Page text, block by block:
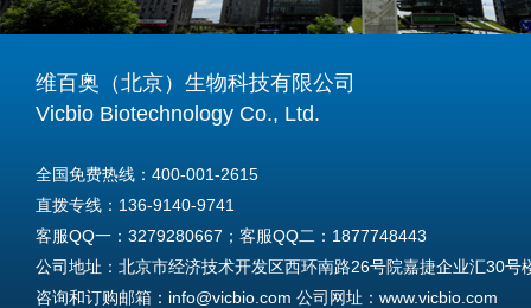
维百奥（北京）生物科技有限公司
Vicbio Biotechnology Co., Ltd.
全国免费热线：400-001-2615
直拨专线：136-9140-9741
客服QQ一：3279280667；客服QQ二：1877748443
公司地址：北京市经济技术开发区西环南路26号院嘉捷企业汇30号
咨询和订购邮箱：info@vicbio.com 公司网址：www.vicbio.com